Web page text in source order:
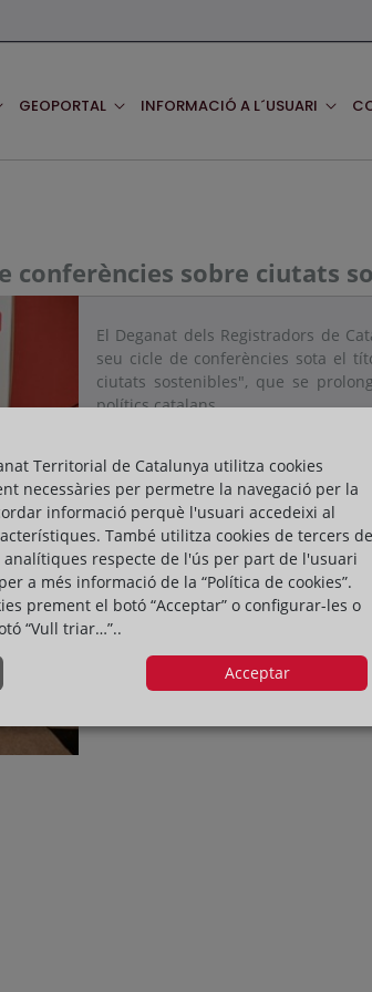
GEOPORTAL INFORMACIÓ A L´USUARI
conferències sobre ciutats
El Deganat dels Registradors de
seu cicle de conferències sota el
ciutats sostenibles", que se
polítics catalans.
D'esquerra a dreta, el degà dels
López moderant la taula en la qual
de Catalunya Ana Balsera i Eugeni
sobre el desenvolupament de les
Enrique Lacalle, vicepresident del
assistents al acte.
Territorial de Catalunya utilitza cookies
necessàries per permetre la navegació per la
informació perquè l'usuari accedeixi al
També utilitza cookies de tercers de
respecte de l'ús per part de l'usuari
per a més informació de la “Política de cookies”.
prement el botó “Acceptar” o configurar-les o
“Vull triar…”..
Acceptar